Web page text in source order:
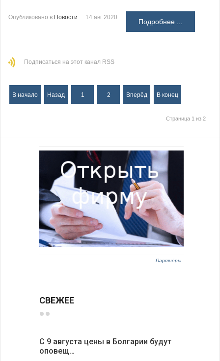
Опубликовано в Новости 14 авг 2020
Подробнее ...
Подписаться на этот канал RSS
В начало Назад 1 2 Вперёд В конец
Страница 1 из 2
Партнёры
СВЕЖЕЕ
С 9 августа цены в Болгарии будут
оповещ…